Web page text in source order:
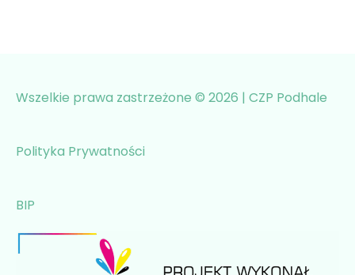
Wszelkie prawa zastrzeżone © 2026 | CZP Podhale
Polityka Prywatności
BIP